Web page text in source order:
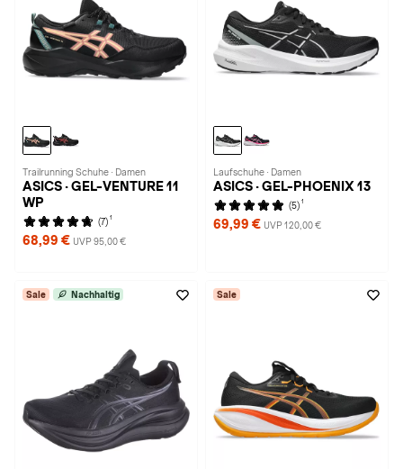
Trailrunning Schuhe · Damen
ASICS · GEL-VENTURE 11
WP
(7) 1
68,99 € UVP 95,00 €
Laufschuhe · Damen
ASICS · GEL-PHOENIX 13
(5) 1
69,99 € UVP 120,00 €
Sale Nachhaltig Sale